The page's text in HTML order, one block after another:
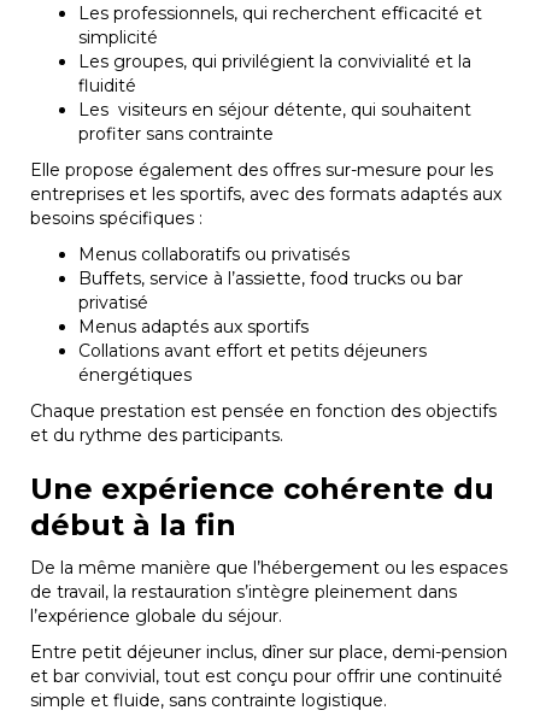
Les professionnels, qui recherchent efficacité et
simplicité
Les groupes, qui privilégient la convivialité et la
fluidité
Les visiteurs en séjour détente, qui souhaitent
profiter sans contrainte
Elle propose également des offres sur-mesure pour les
entreprises et les sportifs, avec des formats adaptés aux
besoins spécifiques :
Menus collaboratifs ou privatisés
Buffets, service à l’assiette, food trucks ou bar
privatisé
Menus adaptés aux sportifs
Collations avant effort et petits déjeuners
énergétiques
Chaque prestation est pensée en fonction des objectifs
et du rythme des participants.
Une expérience cohérente du
début à la fin
De la même manière que l’hébergement ou les espaces
de travail, la restauration s’intègre pleinement dans
l’expérience globale du séjour.
Entre petit déjeuner inclus, dîner sur place, demi-pension
et bar convivial, tout est conçu pour offrir une continuité
simple et fluide, sans contrainte logistique.